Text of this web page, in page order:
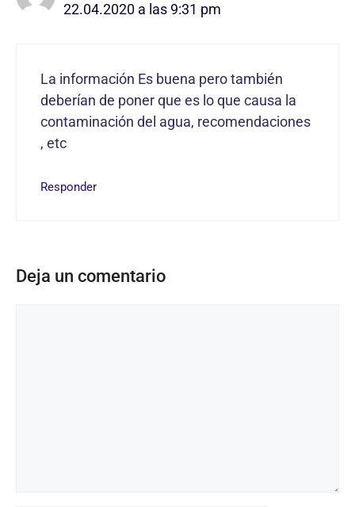
22.04.2020 a las 9:31 pm
La información Es buena pero también
deberían de poner que es lo que causa la
contaminación del agua, recomendaciones
, etc
Responder
Deja un comentario